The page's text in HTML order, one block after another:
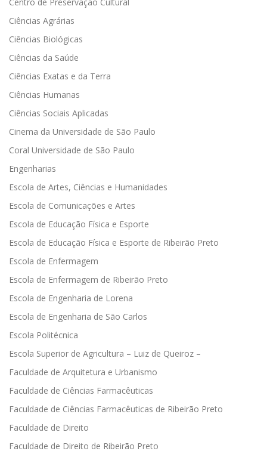
Ciências Agrárias
Ciências Biológicas
Ciências da Saúde
Ciências Exatas e da Terra
Ciências Humanas
Ciências Sociais Aplicadas
Cinema da Universidade de São Paulo
Coral Universidade de São Paulo
Engenharias
Escola de Artes, Ciências e Humanidades
Escola de Comunicações e Artes
Escola de Educação Física e Esporte
Escola de Educação Física e Esporte de Ribeirão Preto
Escola de Enfermagem
Escola de Enfermagem de Ribeirão Preto
Escola de Engenharia de Lorena
Escola de Engenharia de São Carlos
Escola Politécnica
Escola Superior de Agricultura – Luiz de Queiroz –
Faculdade de Arquitetura e Urbanismo
Faculdade de Ciências Farmacêuticas
Faculdade de Ciências Farmacêuticas de Ribeirão Preto
Faculdade de Direito
Faculdade de Direito de Ribeirão Preto